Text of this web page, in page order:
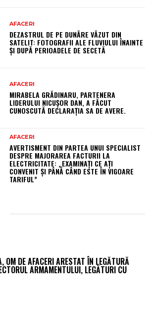
AFACERI
DEZASTRUL DE PE DUNĂRE VĂZUT DIN
SATELIT: FOTOGRAFII ALE FLUVIULUI ÎNAINTE
ȘI DUPĂ PERIOADELE DE SECETĂ
AFACERI
MIRABELA GRĂDINARU, PARTENERA
LIDERULUI NICUȘOR DAN, A FĂCUT
CUNOSCUTĂ DECLARAȚIA SA DE AVERE.
AFACERI
AVERTISMENT DIN PARTEA UNUI SPECIALIST
DESPRE MAJORAREA FACTURII LA
ELECTRICITATE: „EXAMINAȚI CE AȚI
CONVENIT ȘI PÂNĂ CÂND ESTE ÎN VIGOARE
TARIFUL”
OM DE AFACERI ARESTAT ÎN LEGĂTURĂ
ARMAMENTULUI, LEGĂTURI CU